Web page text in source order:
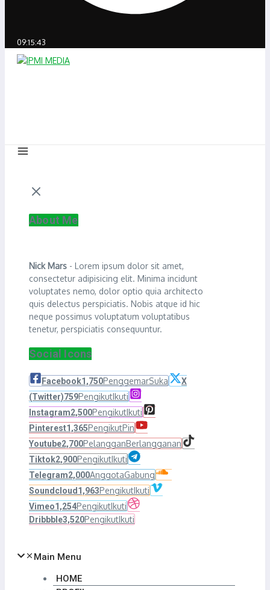
09:15:43
About Me
Nick Mars - Lorem ipsum dolor sit amet,
consectetur adipisicing elit. Minima incidunt
voluptates nemo, dolor optio quia architecto
quis delectus perspiciatis. Nobis atque id hic
neque possimus voluptatum voluptatibus
tenetur, perspiciatis consequuntur.
Social Icons
Facebook1,750PenggemarSuka
X
(Twitter)759PengikutIkuti
Instagram2,500PengikutIkuti
Pinterest1,365PengikutPin
Youtube2,700PelangganBerlangganan
Tiktok2,900PengikutIkuti
Telegram2,000AnggotaGabung
Soundcloud 1,963PengikutIkuti
Vimeo1,254PengikutIkuti
Dribbble3,520PengikutIkuti
Main Menu
HOME